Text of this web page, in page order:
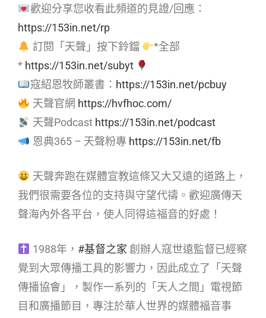
歡迎分享您收看此頻道的見證/回應：
https://153in.net/rp
訂閱「天聲」按下鈴鐺
*全部
* https://153in.net/subyt
寇紹恩牧師叢書： https://153in.net/pcbuy
天聲官網 https://hvfhoc.com/
天聲Podcast https://153in.net/podcast
恩典365 – 天聲粉專 https://153in.net/fb
天聲奔跑在媒體宣教這條又大又遠的道路上，
我們很需要各位的支持與守望代禱。歡迎廣傳天
聲海內外各平台，使人同得這福音的好處！
1988年， #基督之家 創辦人寇世遠監督已經察
覺到大眾傳播工具的影響力，因此成立了「天聲
傳播協會」，製作一系列的「天人之間」電視節
目和廣播節目，專注於華人世界的媒體福音事